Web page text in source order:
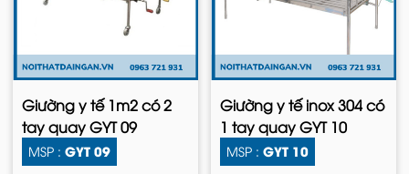
Giường y tế 1m2 có 2
tay quay GYT 09
MSP : GYT 09
Giường y tế inox 304 có
1 tay quay GYT 10
MSP : GYT 10